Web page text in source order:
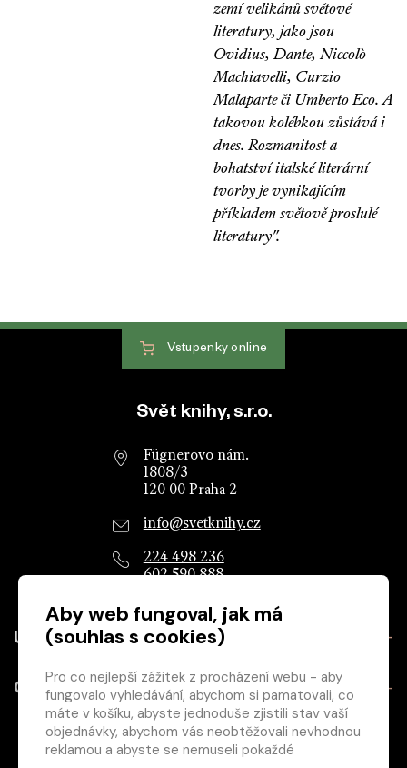
zemí velikánů světové
literatury, jako jsou
Ovidius,Dante, Niccolò
Machiavelli, Curzio
Malaparte či Umberto Eco. A
takovou kolébkou zůstává i
dnes. Rozmanitost a
bohatství italské literární
tvorby je vynikajícím
příkladem světově proslulé
literatury".
Patička webu
Vstupenky online
Svět knihy, s.r.o.
Fügnerovo nám.
1808/3
120 00 Praha 2
info@svetknihy.cz
224 498 236
602 590 888
Užitečné
O společnosti
Aby web fungoval, jak má
(souhlas s cookies)
Pro co nejlepší zážitek z procházení webu - aby
fungovalo vyhledávání, abychom si pamatovali, co
máte v košíku, abyste jednoduše zjistili stav vaší
objednávky, abychom vás neobtěžovali nevhodnou
reklamou a abyste se nemuseli pokaždé